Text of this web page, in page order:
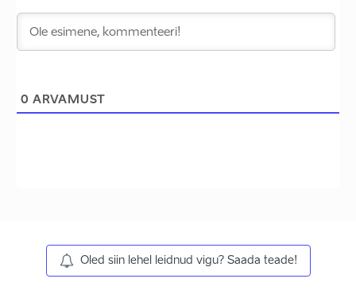
0 ARVAMUST
Oled siin lehel leidnud vigu? Saada teade!